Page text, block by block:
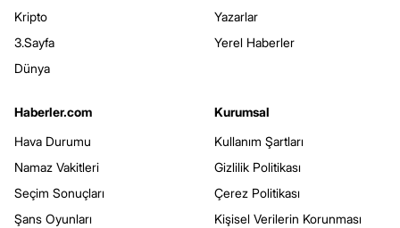
Kripto
3.Sayfa
Dünya
Yazarlar
Yerel Haberler
Haberler.com
Hava Durumu
Namaz Vakitleri
Seçim Sonuçları
Şans Oyunları
Kurumsal
Kullanım Şartları
Gizlilik Politikası
Çerez Politikası
Kişisel Verilerin Korunması